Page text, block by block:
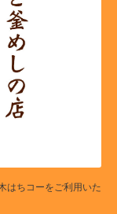
はちコーをご利用いた